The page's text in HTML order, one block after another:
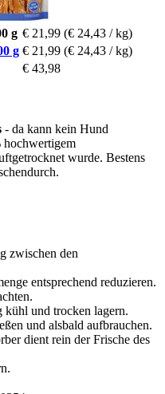
g € 21,99 (€ 24,43 / kg)
g € 21,99 (€ 24,43 / kg)
€ 43,98
- da kann kein Hund
hochwertigem
wurde. Bestens
zwischen den
entsprechend reduzieren.
kühl und trocken lagern.
und alsbald aufbrauchen.
dient rein der Frische des